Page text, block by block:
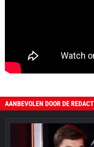
AANBEVOLEN DOOR DE